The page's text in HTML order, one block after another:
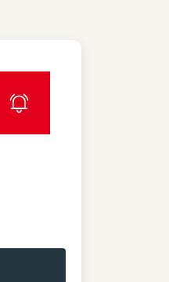
label icon